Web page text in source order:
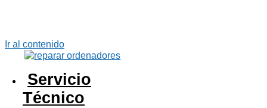
Ir al contenido
Servicio
Técnico